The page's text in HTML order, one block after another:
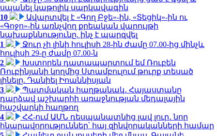
սպանել կաթոլիկ սարկավագին
10
Ավարտվել է «Գող Բջե»-ին, «Տեցիկ»-ին ու
«Գոջո»-ին առնչվող քրեական վարույթի
նախաքննությունը. ինչ է պարզվել
1
Ջուր չի լինի հուլիսի 28-ին ժամը 07.00-ից մինչև
հուլիսի 29-ը ժամը 07.00-ն
2
Խստորեն դատապարտում եմ Ռուբեն
Ռուբինյանի կողմից Ստամբուլում թուրք տեսած
լինելը. Դանիել Իոաննիսյան
3
Պատմական հաղթանակ․ Հայաստանը
դարձավ աշխարհի առաջնության մեդալային
հաշվարկի հաղթող
4
ՀՀ-ում ԱՄՆ դեսպանատնից լավ լուր․ նոր
հնարավորություններ՝ հայ զինվորականների համար